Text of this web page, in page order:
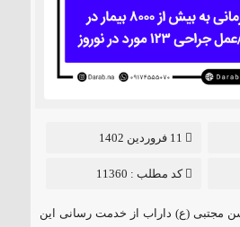
کد مطلب : 11360
مجتبی (ع) داراب از خدمت رسانی این